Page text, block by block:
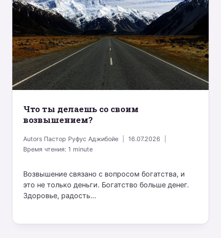
Что ты делаешь со своим
возвышением?
Autors Пастор Руфус Аджибойе
16.07.2026
Время чтения:1 minute
Возвышение связано с вопросом богатства, и
это не только деньги. Богатство больше денег.
Здоровье, радость...